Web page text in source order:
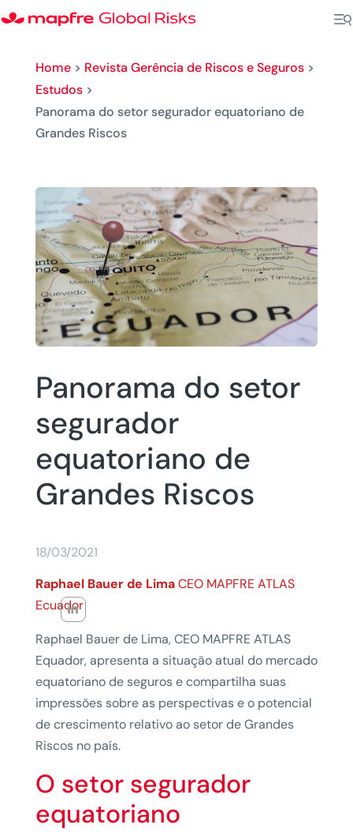
Home> Revista Gerência de Riscos e Seguros>
Estudos>
Panorama do setor segurador equatoriano de
Grandes Riscos
Panorama do setor
segurador
equatoriano de
Grandes Riscos
18/03/2021
Raphael Bauer de Lima CEO MAPFRE ATLAS
Ecuador
Raphael Bauer de Lima, CEO MAPFRE ATLAS
Equador, apresenta a situação atual do mercado
equatoriano de seguros e compartilha suas
impressões sobre as perspectivas e o potencial
de crescimento relativo ao setor de Grandes
Riscos no país.
O setor segurador
equatoriano